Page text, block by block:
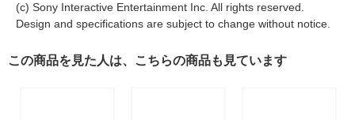
(c) Sony Interactive Entertainment Inc. All rights reserved.
Design and specifications are subject to change without notice.
この商品を見た人は、こちらの商品も見ています